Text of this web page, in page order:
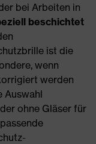
bei Arbeiten in
beschichtet
ist die
wenn
werden
Auswahl
ohne Gläser für